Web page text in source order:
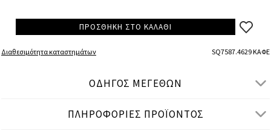
ΠΡΟΣΘΗΚΗ ΣΤΟ ΚΑΛΑΘΙ
Διαθεσιμότητα καταστημάτων SQ7587.4629 ΚΑΦΕ
ΟΔΗΓΟΣ ΜΕΓΕΘΩΝ
● ΚΑΝΟΝΙΚΗ ΕΦΑΡΜΟΓΗΠΛΗΡΟΦΟΡΙΕΣ ΠΡΟΪΟΝΤΟΣ